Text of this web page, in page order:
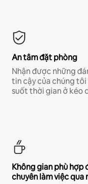
An tâm đặt phòng
Nhận được những
tin cậy của chúng
suốt thời gian ở kéo
Không gian phù hợp
chuyên làm việc qua